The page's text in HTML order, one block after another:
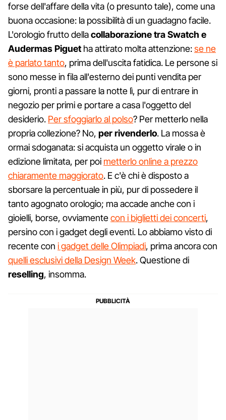
forse dell'affare della vita (o presunto tale), come una
buona occasione: la possibilità di un guadagno facile.
L'orologio frutto dellacollaborazione tra Swatch e
Audermas Piguet ha attirato molta attenzione:se ne
è parlato tanto, prima dell'uscita fatidica. Le persone si
sono messe in fila all'esterno dei punti vendita per
giorni, pronti a passare la notte lì, pur di entrare in
negozio per primi e portare a casa l'oggetto del
desiderio. Per sfoggiarlo al polso? Per metterlo nella
propria collezione? No, per rivenderlo. La mossa è
ormai sdoganata: si acquista un oggetto virale o in
edizione limitata, per poi metterlo online a prezzo
chiaramente maggiorato. E c'è chi è disposto a
sborsare la percentuale in più, pur di possedere il
tanto agognato orologio; ma accade anche con i
gioielli, borse, ovviamentecon i biglietti dei concerti,
persino con i gadget degli eventi. Lo abbiamo visto di
recente con i gadget delle Olimpiadi, prima ancora con
quelli esclusivi della Design Week. Questione di
reselling, insomma.